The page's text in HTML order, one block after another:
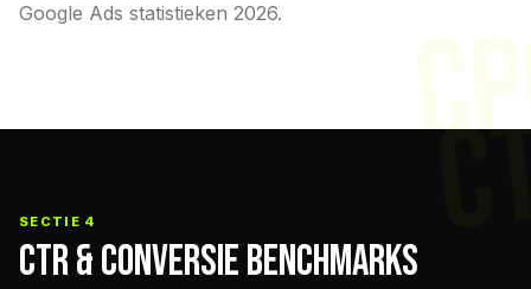
Google Ads statistieken 2026.
SECTIE 4
CTR & CONVERSIE BENCHMARKS